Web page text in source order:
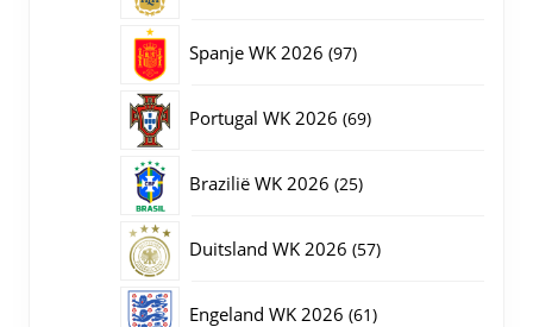
Spanje WK 2026 9797
Portugal WK 2026 6969
Brazilië WK 2026 2525
Duitsland WK 2026 5757
Engeland WK 2026 6161